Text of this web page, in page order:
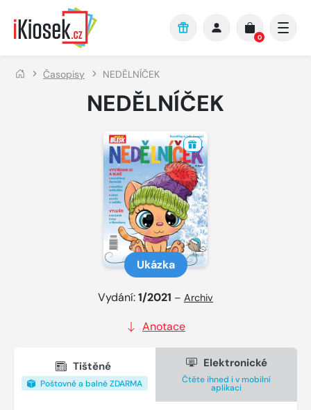
Přejít na hlavní obsah
0
Časopisy NEDĚLNÍČEK
NEDĚLNÍČEK
Ukázka
Vydání:1/2021 – Archiv
Anotace
Tištěné
Poštovné a balné ZDARMA
Elektronické
Čtěte ihned i v mobilní
aplikaci